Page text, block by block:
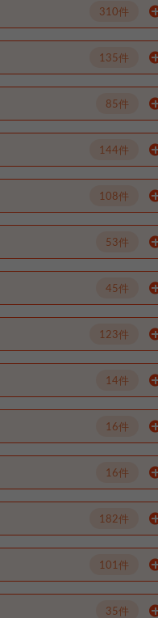
310件
135件
85件
144件
108件
53件
45件
123件
14件
16件
16件
182件
101件
35件